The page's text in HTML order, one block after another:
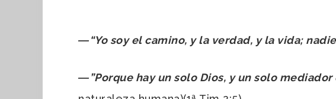
―“Yo soy el camino, y la verdad, y la vida;
―”Porque hay un solo Dios, y un solo